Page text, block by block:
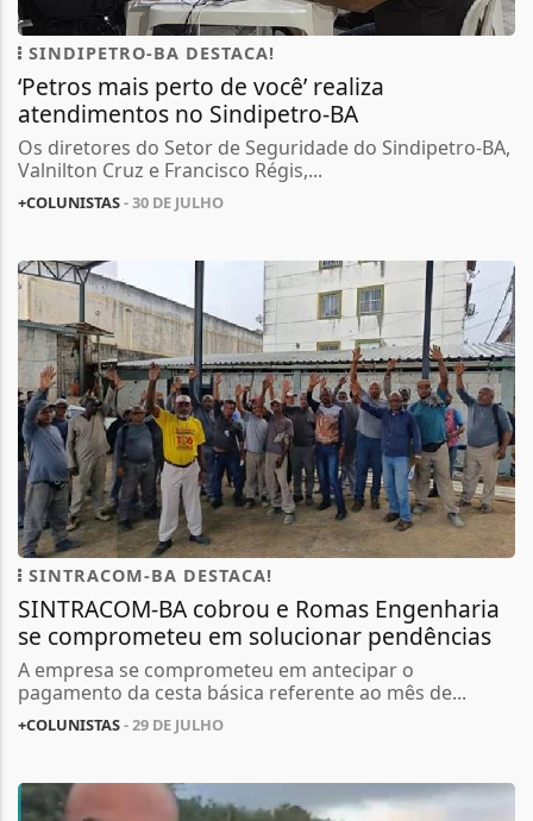
SINDIPETRO-BA DESTACA!
‘Petros mais perto de você’ realiza
atendimentos no Sindipetro-BA
Os diretores do Setor de Seguridade do Sindipetro-BA,
Valnilton Cruz e Francisco Régis,...
+COLUNISTAS- 30 DE JULHO
SINTRACOM-BA DESTACA!
SINTRACOM-BA cobrou e Romas Engenharia
se comprometeu em solucionar pendências
A empresa se comprometeu em antecipar o
pagamento da cesta básica referente ao mês de...
+COLUNISTAS- 29 DE JULHO